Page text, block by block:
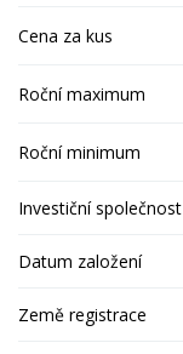
Cena za kus
Roční maximum
Roční minimum
Investiční společnost
Datum založení
Země registrace